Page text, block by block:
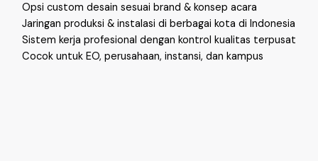
Opsi custom desain sesuai brand & konsep acara
Jaringan produksi & instalasi di berbagai kota di Indonesia
Sistem kerja profesional dengan kontrol kualitas terpusat
Cocok untuk EO, perusahaan, instansi, dan kampus